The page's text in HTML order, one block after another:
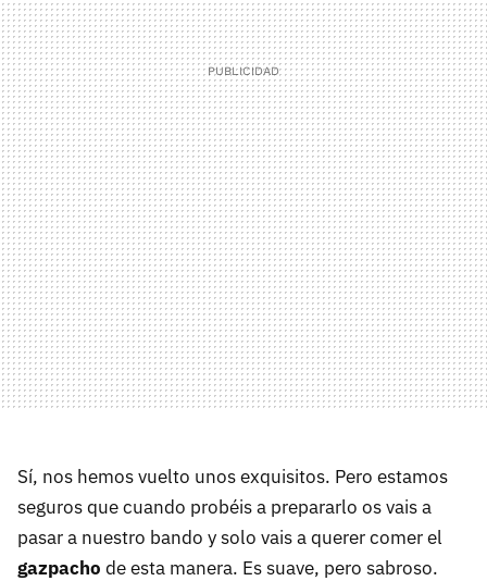
Sí, nos hemos vuelto unos exquisitos. Pero estamos
seguros que cuando probéis a prepararlo os vais a
pasar a nuestro bando y solo vais a querer comer el
gazpacho de esta manera. Es suave, pero sabroso.